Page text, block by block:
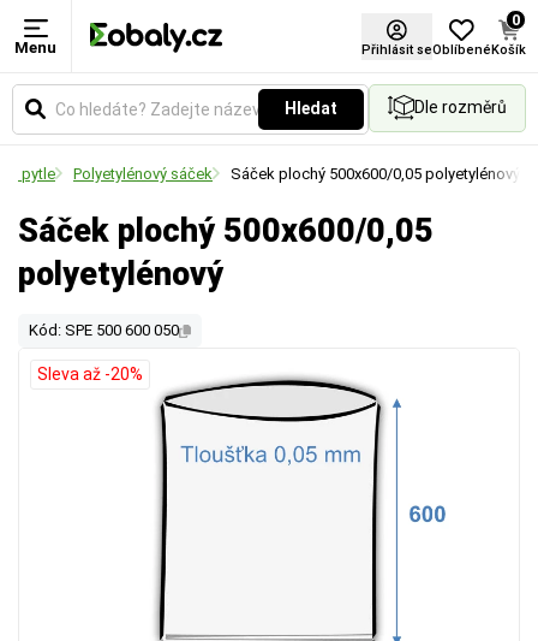
Menu Přihlásit seOblíbené
0
Košík
Hledat Dle rozměrů
a pytle Polyetylénový sáček Sáček plochý 500x600/0,05 polyetylénový
Sáček plochý 500x600/0,05
polyetylénový
Kód: SPE 500 600 050
Sleva až -20%